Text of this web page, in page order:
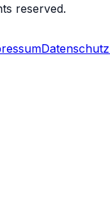
reserved.
Datenschutz